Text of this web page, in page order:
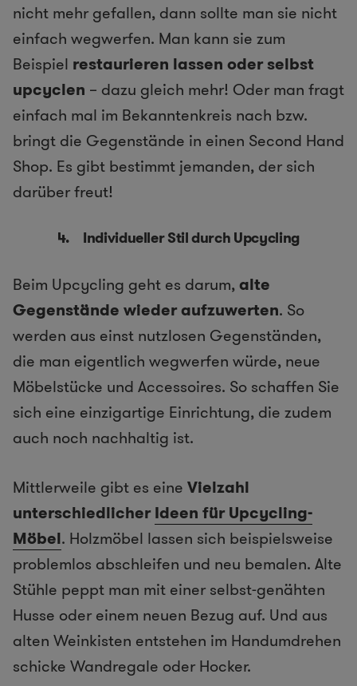
nicht mehr gefallen, dann sollte man sie nicht
einfach wegwerfen. Man kann sie zum
Beispiel restaurieren lassen oder selbst
upcyclen – dazu gleich mehr! Oder man fragt
einfach mal im Bekanntenkreis nach bzw.
bringt die Gegenstände in einen Second Hand
Shop. Es gibt bestimmt jemanden, der sich
darüber freut!
4. Individueller Stil durch Upcycling
Beim Upcycling geht es darum,alte
Gegenstände wieder aufzuwerten. So
werden aus einst nutzlosen Gegenständen,
die man eigentlich wegwerfen würde, neue
Möbelstücke und Accessoires. So schaffen Sie
sich eine einzigartige Einrichtung, die zudem
auch noch nachhaltig ist.
Mittlerweile gibt es eine Vielzahl
unterschiedlicher Ideen für Upcycling-
Möbel. Holzmöbel lassen sich beispielsweise
problemlos abschleifen und neu bemalen. Alte
Stühle peppt man mit einer selbst-genähten
Husse oder einem neuen Bezug auf. Und aus
alten Weinkisten entstehen im Handumdrehen
schicke Wandregale oder Hocker.